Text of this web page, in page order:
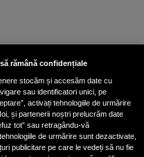
solistul trupei
şi-a arătat talentul
un concurs în Franţa
rămână confidențiale
stocăm și accesăm date cu
sau identificatori unici, pe
activați tehnologiile de urmărire
și partenerii noștri prelucrăm date
tot” sau retragându-vă
de urmărire sunt dezactivate,
publicitare pe care le vedeți să nu fie